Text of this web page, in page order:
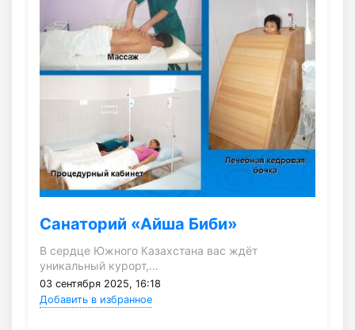
Санаторий «Айша Биби»
В сердце Южного Казахстана вас ждёт
уникальный курорт,…
03 сентября 2025, 16:18
Добавить в избранное